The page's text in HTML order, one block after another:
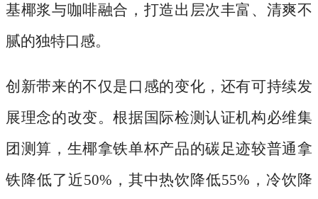
基椰浆与咖啡融合，打造出层次丰富、清爽不
腻的独特口感。
创新带来的不仅是口感的变化，还有可持续发
展理念的改变。根据国际检测认证机构必维集
团测算，生椰拿铁单杯产品的碳足迹较普通拿
铁降低了近50%，其中热饮降低55%，冷饮降